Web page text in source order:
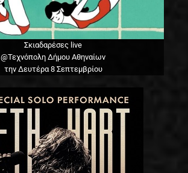
Σκιαδαρέσες live
@Τεχνόπολη Δήμου Αθηναίων
την Δευτέρα 8 Σεπτεμβρίου